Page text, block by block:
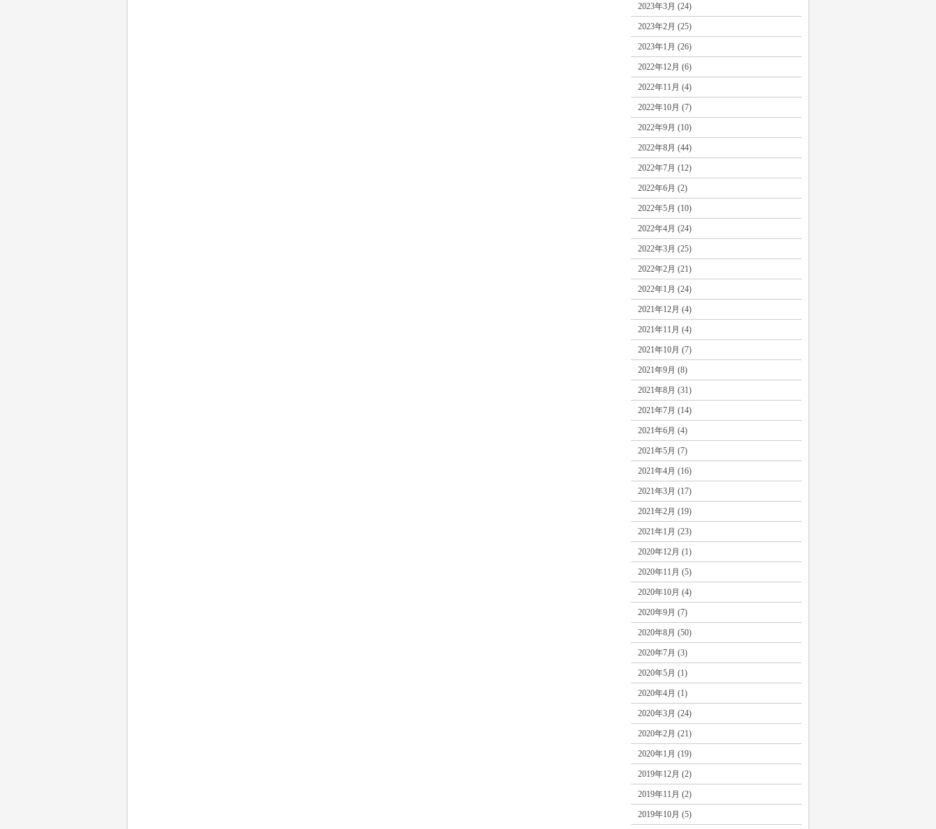
2023年3月 (24)
2023年2月 (25)
2023年1月 (26)
2022年12月 (6)
2022年11月 (4)
2022年10月 (7)
2022年9月 (10)
2022年8月 (44)
2022年7月 (12)
2022年6月 (2)
2022年5月 (10)
2022年4月 (24)
2022年3月 (25)
2022年2月 (21)
2022年1月 (24)
2021年12月 (4)
2021年11月 (4)
2021年10月 (7)
2021年9月 (8)
2021年8月 (31)
2021年7月 (14)
2021年6月 (4)
2021年5月 (7)
2021年4月 (16)
2021年3月 (17)
2021年2月 (19)
2021年1月 (23)
2020年12月 (1)
2020年11月 (5)
2020年10月 (4)
2020年9月 (7)
2020年8月 (50)
2020年7月 (3)
2020年5月 (1)
2020年4月 (1)
2020年3月 (24)
2020年2月 (21)
2020年1月 (19)
2019年12月 (2)
2019年11月 (2)
2019年10月 (5)